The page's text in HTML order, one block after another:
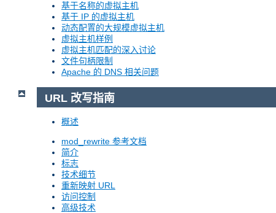
基于名称的虚拟主机
基于 IP 的虚拟主机
动态配置的大规模虚拟主机
虚拟主机样例
虚拟主机匹配的深入讨论
文件句柄限制
Apache 的 DNS 相关问题
URL 改写指南
概述
mod_rewrite 参考文档
简介
标志
技术细节
重新映射 URL
访问控制
高级技术